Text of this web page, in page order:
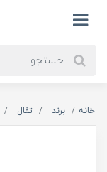
خانه برند تفال